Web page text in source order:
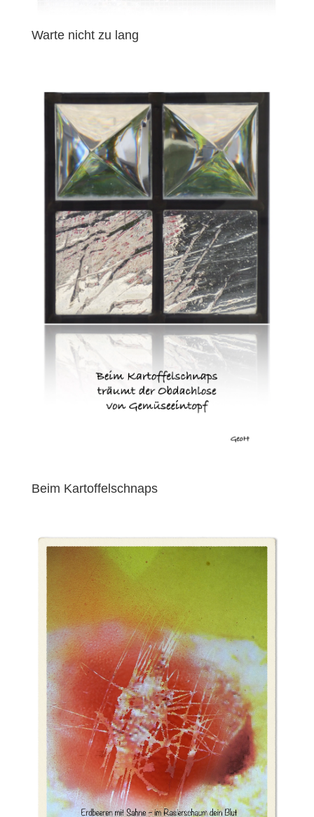
Warte nicht zu lang
Beim Kartoffelschnaps